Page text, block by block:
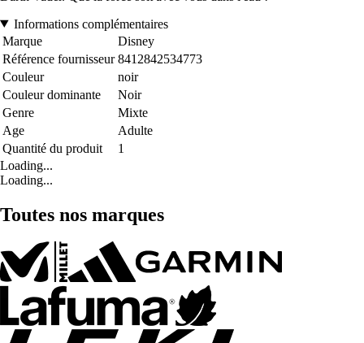
Informations complémentaires
Marque
Disney
Référence fournisseur 8412842534773
Couleur
noir
Couleur dominante
Noir
Genre
Mixte
Age
Adulte
Quantité du produit
1
Loading...
Loading...
Toutes nos marques